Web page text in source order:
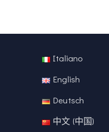
Italiano
English
Deutsch
中文 (中国)